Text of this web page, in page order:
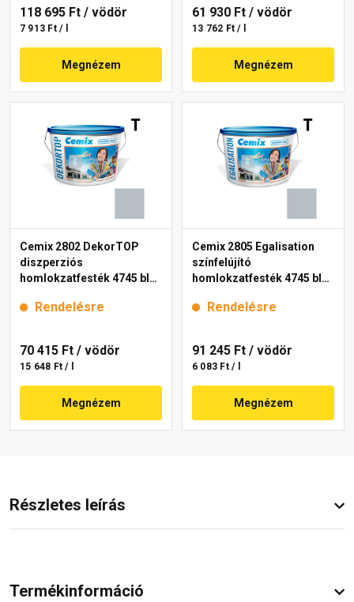
118 695 Ft / vödör
7 913 Ft / l
Megnézem
61 930 Ft / vödör
13 762 Ft / l
Megnézem
Cemix 2802 DekorTOP
diszperziós
homlokzatfesték 4745 blue
Rendelésre
70 415 Ft / vödör
15 648 Ft / l
Megnézem
Cemix 2805 Egalisation
színfelújító
homlokzatfesték 4745 blue
Rendelésre
91 245 Ft / vödör
6 083 Ft / l
Megnézem
Részletes leírás
Termékinformáció